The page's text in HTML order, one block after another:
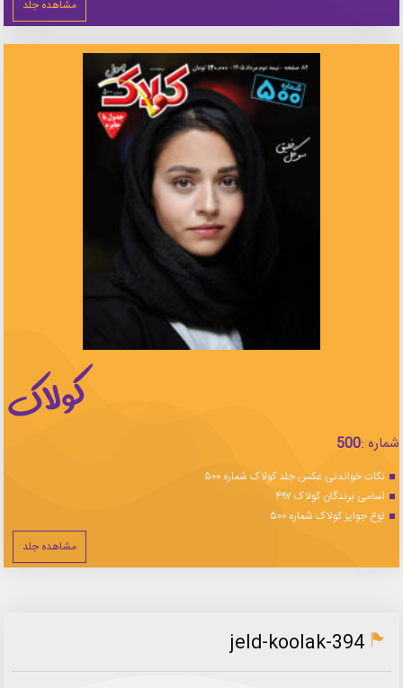
مشاهده جلد
شماره :500
نکات خواندنی عکس جلد کولاک شماره ۵۰۰
اسامی برندگان کولاک ۴۹۷
نوع جوایز کولاک شماره ۵۰۰
مشاهده جلد
jeld-koolak-394